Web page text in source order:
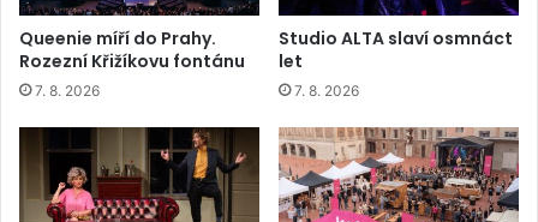
Queenie míří do Prahy.
Rozezní Křižíkovu fontánu
7. 8. 2026
Studio ALTA slaví osmnáct
let
7. 8. 2026